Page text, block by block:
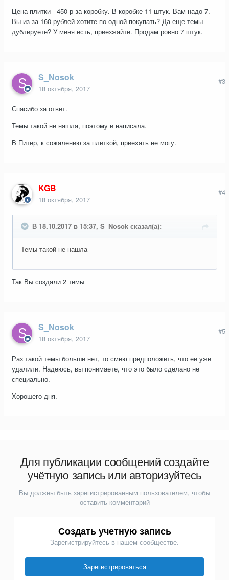
Цена плитки - 450 р за коробку. В коробке 11 штук. Вам надо 7.
Вы из-за 160 рублей хотите по одной покупать? Да еще темы
дублируете? У меня есть, приезжайте. Продам ровно 7 штук.
S_Nosok
18 октября, 2017
#3
Спасибо за ответ.
Темы такой не нашла, поэтому и написала.
В Питер, к сожалению за плиткой, приехать не могу.
KGB
18 октября, 2017
#4
В 18.10.2017 в 15:37, S_Nosok сказал(а):
Темы такой не нашла
Так Вы создали 2 темы
S_Nosok
18 октября, 2017
#5
Раз такой темы больше нет, то смею предположить, что ее уже
удалили. Надеюсь, вы понимаете, что это было сделано не
специально.
Хорошего дня.
Для публикации сообщений создайте
учётную запись или авторизуйтесь
Вы должны быть зарегистрированным пользователем, чтобы
оставить комментарий
Создать учетную запись
Зарегистрируйтесь в нашем сообществе.
Зарегистрироваться